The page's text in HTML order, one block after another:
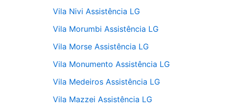
Vila Nivi Assistência LG
Vila Morumbi Assistência LG
Vila Morse Assistência LG
Vila Monumento Assistência LG
Vila Medeiros Assistência LG
Vila Mazzei Assistência LG